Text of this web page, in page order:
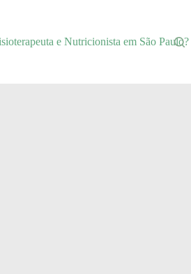
e Nutricionista em São Paulo?